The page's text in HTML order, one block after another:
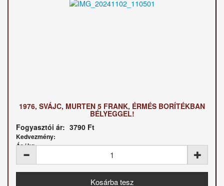
1976, SVÁJC, MURTEN 5 FRANK, ÉRMÉS BORÍTÉKBAN
BÉLYEGGEL!
Fogyasztói ár: 3790 Ft
Kedvezmény:
Ár / kg: